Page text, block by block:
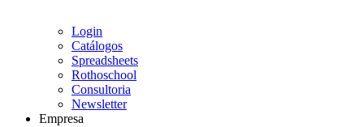
Login
Catálogos
Spreadsheets
Rothoschool
Consultoria
Newsletter
Empresa